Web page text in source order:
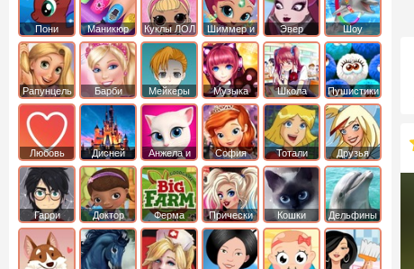
Пони
креатор
Маникюр Куклы ЛОЛ
Шиммер и
Шайн
Эвер
Афтер Хай
Шоу
дельфинов
Рапунцель Барби Мейкеры Музыка Школа Пушистики
Любовь Дисней
Анжела и
том
София
Прекрасная
Тотали
Спайс
Друзья
ангелов
Гарри
Поттер
Доктор
Плюшева
Ферма Прически Кошки Дельфины